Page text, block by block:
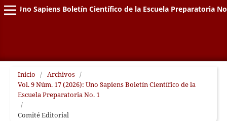
Uno Sapiens Boletín Científico de la Escuela Preparatoria
Inicio / Archivos /
Vol. 9 Núm. 17 (2026): Uno Sapiens Boletín Científico de la
Escuela Preparatoria No. 1
/
Comité Editorial